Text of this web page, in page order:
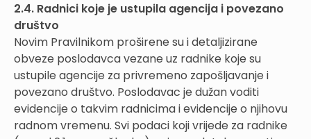
2.4. Radnici koje je ustupila agencija i povezano
društvo
Novim Pravilnikom proširene su i detaljizirane
obveze poslodavca vezane uz radnike koje su
ustupile agencije za privremeno zapošljavanje i
povezano društvo. Poslodavac je dužan voditi
evidencije o takvim radnicima i evidencije o njihovu
radnom vremenu. Svi podaci koji vrijede za radnike